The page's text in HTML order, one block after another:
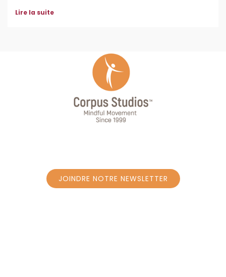
Lire la suite
JOINDRE NOTRE NEWSLETTER